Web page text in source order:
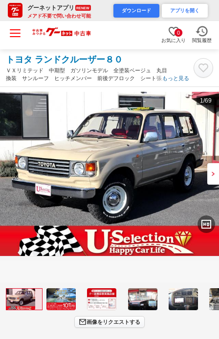
グーネットアプリ RENEW
メアド不要で問い合わせ可能
ダウンロード アプリを開く
0
お気に入り 閲覧履歴
トヨタ ランドクルーザー８０
ＶＸリミテッド 中期型 ガソリンモデル 全塗装ベージュ 丸目
換装 サンルーフ ヒッチメンバー 前後デフロック シート張
替 構造変更５人乗り メモリナビ ＢＴオーディオ ＴＶ再生
バックカメラ（埼玉県）
もっと見る
1/69
画像をリクエストする